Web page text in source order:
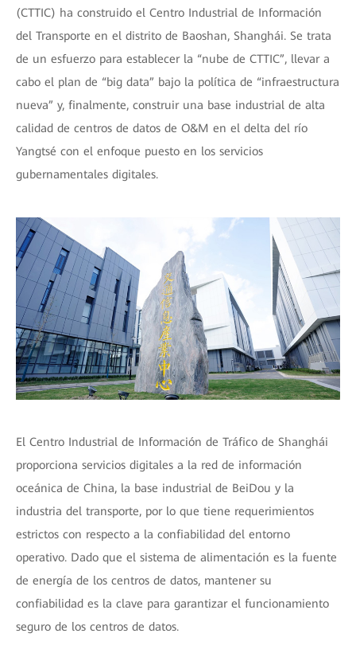
(CTTIC) ha construido el Centro Industrial de Información
del Transporte en el distrito de Baoshan, Shanghái. Se trata
de un esfuerzo para establecer la “nube de CTTIC”, llevar a
cabo el plan de “big data” bajo la política de “infraestructura
nueva” y, finalmente, construir una base industrial de alta
calidad de centros de datos de O&M en el delta del río
Yangtsé con el enfoque puesto en los servicios
gubernamentales digitales.
El Centro Industrial de Información de Tráfico de Shanghái
proporciona servicios digitales a la red de información
oceánica de China, la base industrial de BeiDou y la
industria del transporte, por lo que tiene requerimientos
estrictos con respecto a la confiabilidad del entorno
operativo. Dado que el sistema de alimentación es la fuente
de energía de los centros de datos, mantener su
confiabilidad es la clave para garantizar el funcionamiento
seguro de los centros de datos.